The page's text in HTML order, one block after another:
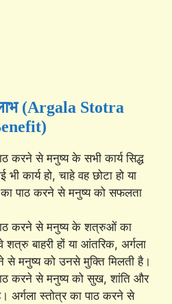
(Argala Stotra
करने से मनुष्य के सभी कार्य सिद्ध
कार्य हो, चाहे वह छोटा हो या
का पाठ करने से मनुष्य को सफलता
करने से मनुष्य के शत्रुओं का
शत्रु बाहरी हों या आंतरिक, अर्गला
से मनुष्य को उनसे मुक्ति मिलती है।
करने से मनुष्य को सुख, शांति और
है। अर्गला स्तोत्र का पाठ करने से